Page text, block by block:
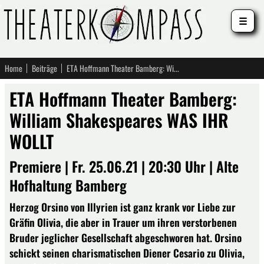
Home Beiträge ETA Hoffmann Theater Bamberg: William Shakespeares WAS IHR WOLLT
ETA Hoffmann Theater Bamberg:
William Shakespeares WAS IHR
WOLLT
Premiere | Fr. 25.06.21 | 20:30 Uhr | Alte
Hofhaltung Bamberg
Herzog Orsino von Illyrien ist ganz krank vor Liebe zur
Gräfin Olivia, die aber in Trauer um ihren verstorbenen
Bruder jeglicher Gesellschaft abgeschworen hat. Orsino
schickt seinen charismatischen Diener Cesario zu Olivia,
☰